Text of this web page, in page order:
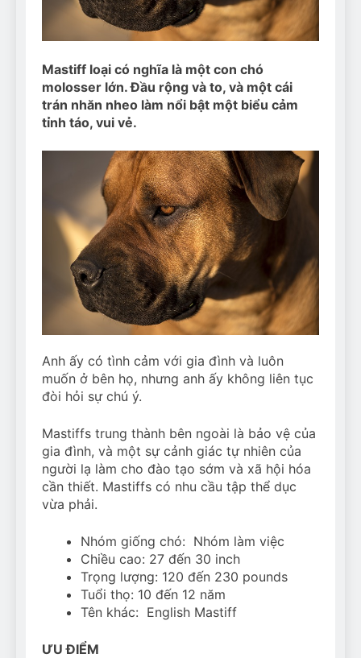
Can Bulldogs Play Fetch?
And How to Train Them!
How Often Do I Need to
Groom My Bulldog
7 Năm Ago
Mastiff loại có nghĩa là một con chó
molosser lớn. Đầu rộng và to, và một cái
trán nhăn nheo làm nổi bật một biểu cảm
tỉnh táo, vui vẻ.
Anh ấy có tình cảm với gia đình và luôn
muốn ở bên họ, nhưng anh ấy không liên tục
đòi hỏi sự chú ý.
Mastiffs trung thành bên ngoài là bảo vệ của
gia đình, và một sự cảnh giác tự nhiên của
người lạ làm cho đào tạo sớm và xã hội hóa
cần thiết. Mastiffs có nhu cầu tập thể dục
vừa phải.
Nhóm giống chó: Nhóm làm việc
Chiều cao: 27 đến 30 inch
Trọng lượng: 120 đến 230 pounds
Tuổi thọ: 10 đến 12 năm
Tên khác: English Mastiff
ƯU ĐIỂM